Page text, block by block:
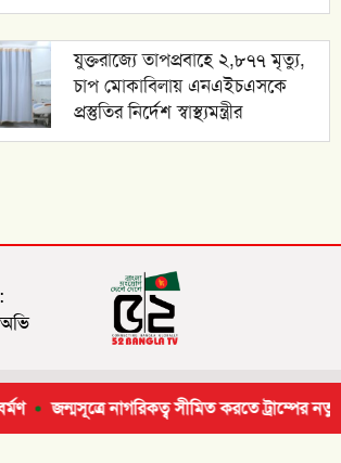
জন্মসূত্রে নাগরিকত্ব সীমিত করতে ট্রাম্পের নতুন
যুক্তরাজ্যে তাপপ্রবাহে ২,৮৭৭ মৃত্যু,
চাপ মোকাবিলায় এনএইচএসকে
প্রস্তুতির নির্দেশ স্বাস্থ্যমন্ত্রীর